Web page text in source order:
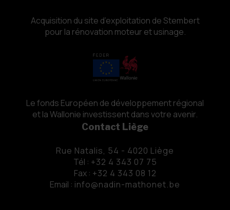
Acquisition du site d’exploitation de Stembert
pour la rénovation moteur et usinage.
Le fonds Européen de développement régional
et la Wallonie investissent dans votre avenir.
Contact Liège
Rue Natalis, 54 - 4020 Liège
Tél : +32 4 343 07 75
Fax : +32 4 343 08 12
Email : info@nadin-mathonet.be